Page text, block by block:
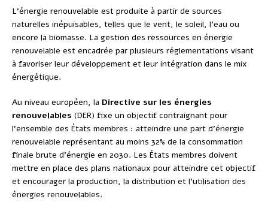
L’énergie renouvelable est produite à partir de sources
naturelles inépuisables, telles que le vent, le soleil, l’eau ou
encore la biomasse. La gestion des ressources en énergie
renouvelable est encadrée par plusieurs réglementations visant
à favoriser leur développement et leur intégration dans le mix
énergétique.
Au niveau européen, la Directive sur les énergies
renouvelables (DER) fixe un objectif contraignant pour
l’ensemble des États membres : atteindre une part d’énergie
renouvelable représentant au moins 32% de la consommation
finale brute d’énergie en 2030. Les États membres doivent
mettre en place des plans nationaux pour atteindre cet objectif
et encourager la production, la distribution et l’utilisation des
énergies renouvelables.